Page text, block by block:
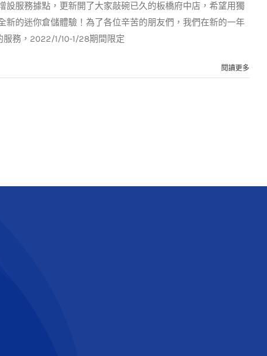
設服務據點，更新開了大家敲碗已久的板橋府中店，希望用獨
新的迷你倉儲體驗！為了各位辛苦的朋友們，我們在新的一年
務，2022/1/10-1/28期間限定
閱讀更多